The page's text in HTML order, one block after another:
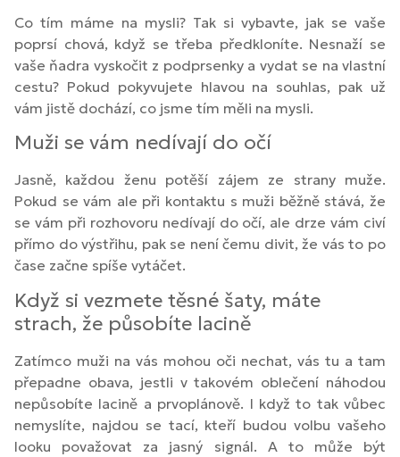
Co tím máme na mysli? Tak si vybavte, jak se vaše
poprsí chová, když se třeba předkloníte. Nesnaží se
vaše ňadra vyskočit z podprsenky a vydat se na vlastní
cestu? Pokud pokyvujete hlavou na souhlas, pak už
vám jistě dochází, co jsme tím měli na mysli.
Muži se vám nedívají do očí
Jasně, každou ženu potěší zájem ze strany muže.
Pokud se vám ale při kontaktu s muži běžně stává, že
se vám při rozhovoru nedívají do očí, ale drze vám civí
přímo do výstřihu, pak se není čemu divit, že vás to po
čase začne spíše vytáčet.
Když si vezmete těsné šaty, máte
strach, že působíte lacině
Zatímco muži na vás mohou oči nechat, vás tu a tam
přepadne obava, jestli v takovém oblečení náhodou
nepůsobíte lacině a prvoplánově. I když to tak vůbec
nemyslíte, najdou se tací, kteří budou volbu vašeho
looku považovat za jasný signál. A to může být